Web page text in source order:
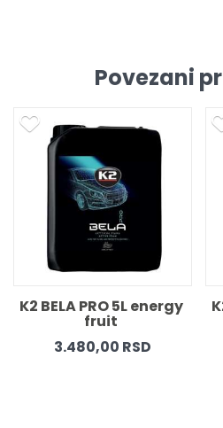
Povezani
K2 BELA PRO 5L
fresh
3.480,00 RSD